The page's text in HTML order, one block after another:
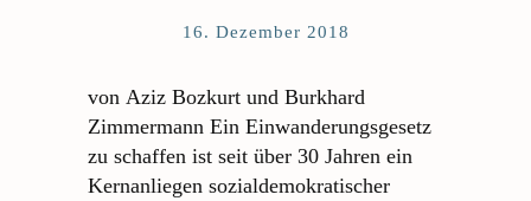
16. Dezember 2018
von Aziz Bozkurt und Burkhard
Zimmermann Ein Einwanderungsgesetz
zu schaffen ist seit über 30 Jahren ein
Kernanliegen sozialdemokratischer